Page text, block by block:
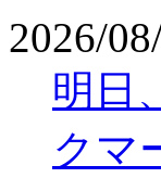
2026/
明日
クマ